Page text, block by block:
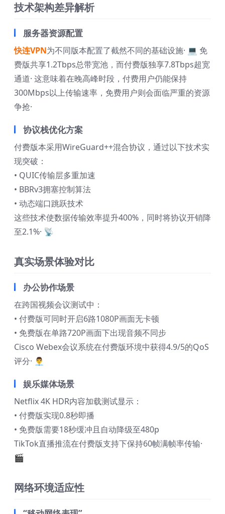
技术架构差异解析
服务器资源配置
快连VPN为不同版本配置了截然不同的基础设施· 💻 免
费版共享1.2Tbps总带宽池，而付费版独享7.8Tbps超宽
通道· 这意味着在晚高峰时段，付费用户仍能保持
300Mbps以上传输速率，免费用户则会面临严重的资源
争抢·
协议栈优化方案
付费版本采用WireGuard++混合协议，通过以下技术实
现突破：
• QUIC传输层多重加速
• BBRv3拥塞控制算法
• 动态端口跳跃技术
这些技术使数据传输效率提升400%，同时将协议开销降
至2.1%· 📡
真实场景体验对比
办公协作场景
在跨国视频会议测试中：
• 付费版可同时开启6路1080P画面无卡顿
• 免费版在单路720P画面下出现音频不同步
Cisco Webex会议系统在付费版环境中获得4.9/5的QoS
评分· 👨‍💼
娱乐媒体场景
Netflix 4K HDR内容加载测试显示：
• 付费版实现0.8秒即播
• 免费版需要18秒缓冲且自动降级至480p
TikTok直播推流在付费版支持下保持60帧满帧率传输·
🎬
网络环境适应性